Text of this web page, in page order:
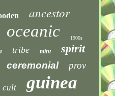
ancestor
oceanic 1900s
tribe mint spirit
ceremonial prov
cult guinea